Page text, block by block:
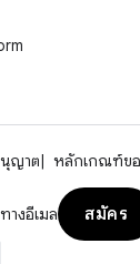
ญาต
หลักเกณฑ์ข
างอีเมล
สมัคร